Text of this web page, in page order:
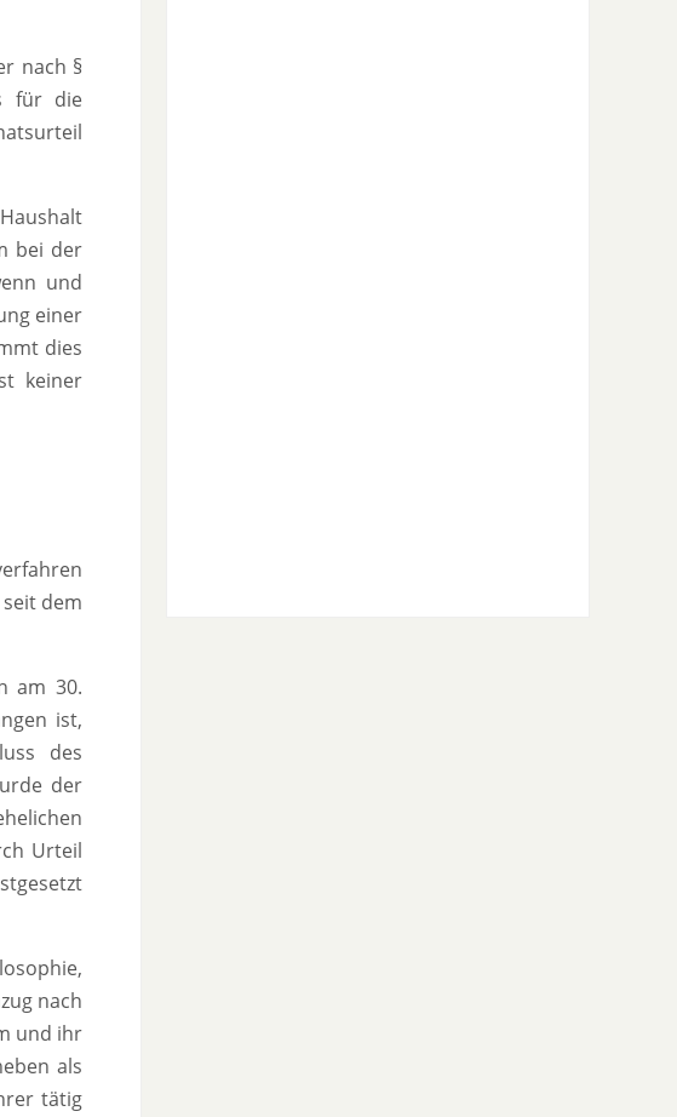
nach §
für die
bei der
und
einer
dies
keiner
dem
am 30.
ist,
des
der
Urteil
nach
und ihr
als
tätig